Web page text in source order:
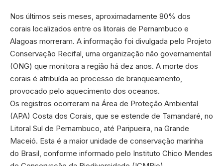
Nos últimos seis meses, aproximadamente 80% dos
corais localizados entre os litorais de Pernambuco e
Alagoas morreram. A informação foi divulgada pelo Projeto
Conservação Recifal, uma organização não governamental
(ONG) que monitora a região há dez anos. A morte dos
corais é atribuída ao processo de branqueamento,
provocado pelo aquecimento dos oceanos.
Os registros ocorreram na Área de Proteção Ambiental
(APA) Costa dos Corais, que se estende de Tamandaré, no
Litoral Sul de Pernambuco, até Paripueira, na Grande
Maceió. Esta é a maior unidade de conservação marinha
do Brasil, conforme informado pelo Instituto Chico Mendes